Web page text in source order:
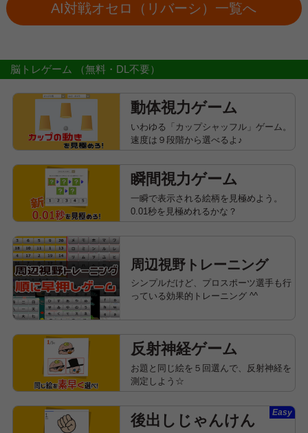
AI対戦オセロ（リバーシ）一覧へ
脳トレゲーム （無料・DL不要）
動体視力ゲーム
いわゆる「カップシャッフル」ゲーム。
速度は９段階から選べるよ♪
瞬間視力ゲーム
一瞬で表示される絵柄を見極めよう。
0.01秒を見極めれるかな？
周辺視野トレーニング
シンプルだけど、プロスポーツ選手も行
っている効果的トレーニング ^^
反射神経ゲーム
お題と同じ絵を５回選んで、反射神経を
測定しよう☆
後出しじゃんけん Easy